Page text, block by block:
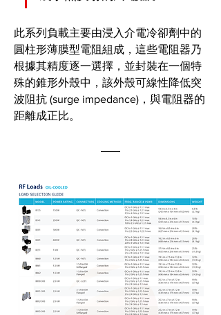
此系列負載主要由浸入介電冷卻劑中的
圓柱形薄膜型電阻組成，這些電阻器乃
根據其精度逐一選擇，並封裝在一個特
殊的錐形外殼中，該外殼可線性降低突
波阻抗 (surge impedance)，與電阻器的
距離成正比。